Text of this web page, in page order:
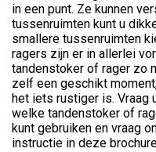
in een punt. Ze kunnen
tussenruimten kunt u
smallere tussenruimten
ragers zijn er in allerlei
tandenstoker of rager zo
zelf een geschikt
het iets rustiger is. Vraag
welke tandenstoker of
kunt gebruiken en vraag
instructie in deze